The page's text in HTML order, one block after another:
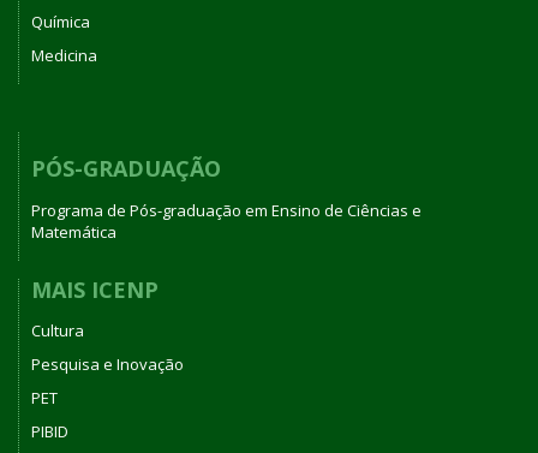
Química
Medicina
PÓS-GRADUAÇÃO
Programa de Pós-graduação em Ensino de Ciências e
Matemática
MAIS ICENP
Cultura
Pesquisa e Inovação
PET
PIBID